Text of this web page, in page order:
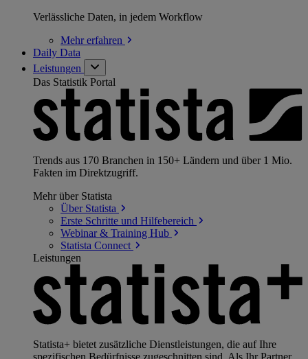
Verlässliche Daten, in jedem Workflow
Mehrerfahren
Daily Data
Leistungen
Das Statistik Portal
Trends aus 170 Branchen in 150+ Ländern und über 1 Mio.
Fakten im Direktzugriff.
Mehr über Statista
Über Statista
Erste Schritte und Hilfebereich
Webinar & Training Hub
Statista Connect
Leistungen
Statista+ bietet zusätzliche Dienstleistungen, die auf Ihre
spezifischen Bedürfnisse zugeschnitten sind. Als Ihr Partner